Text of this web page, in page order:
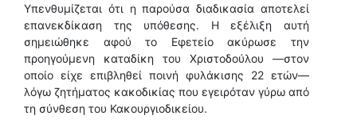
Υπενθυμίζεται ότι η παρούσα διαδικασία αποτελεί
επανεκδίκαση της υπόθεσης. Η εξέλιξη αυτή
σημειώθηκε αφού το Εφετείο ακύρωσε την
προηγούμενη καταδίκη του Χριστοδούλου —στον
οποίο είχε επιβληθεί ποινή φυλάκισης 22 ετών—
λόγω ζητήματος κακοδικίας που εγειρόταν γύρω από
τη σύνθεση του Κακουργιοδικείου.